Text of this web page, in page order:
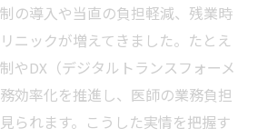
の導入や当直の負担軽減、残業時
ニックが増えてきました。たとえ
やDX（デジタルトランスフォーメ
効率化を推進し、医師の業務負担
られます。こうした実情を把握す